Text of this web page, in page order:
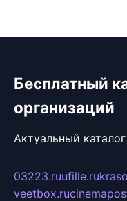
Бесплатный
организаций
Актуальный
03223.ruufille.ru
veetbox.ru